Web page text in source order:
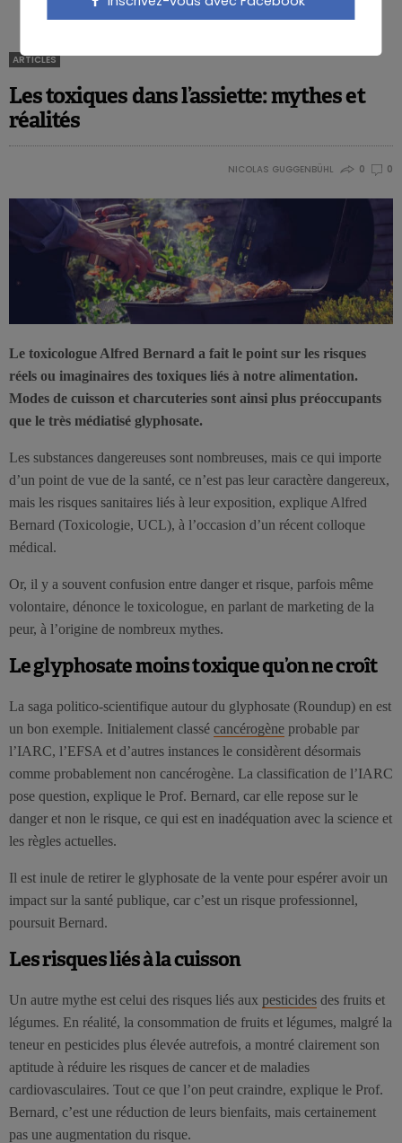
ARTICLES
Les toxiques dans l’assiette: mythes et
réalités
NICOLAS GUGGENBÜHL 0 0
Le toxicologue Alfred Bernard a fait le point sur les risques
réels ou imaginaires des toxiques liés à notre alimentation.
Modes de cuisson et charcuteries sont ainsi plus préoccupants
que le très médiatisé glyphosate.
Les substances dangereuses sont nombreuses, mais ce qui importe
d’un point de vue de la santé, ce n’est pas leur caractère dangereux,
mais les risques sanitaires liés à leur exposition, explique Alfred
Bernard (Toxicologie, UCL), à l’occasion d’un récent colloque
médical.
Or, il y a souvent confusion entre danger et risque, parfois même
volontaire, dénonce le toxicologue, en parlant de marketing de la
peur, à l’origine de nombreux mythes.
Le glyphosate moins toxique qu’on ne croît
La saga politico-scientifique autour du glyphosate (Roundup) en est
un bon exemple. Initialement classé cancérogène probable par
l’IARC, l’EFSA et d’autres instances le considèrent désormais
comme probablement non cancérogène. La classification de l’IARC
pose question, explique le Prof. Bernard, car elle repose sur le
danger et non le risque, ce qui est en inadéquation avec la science et
les règles actuelles.
Il est inule de retirer le glyphosate de la vente pour espérer avoir un
impact sur la santé publique, car c’est un risque professionnel,
poursuit Bernard.
Les risques liés à la cuisson
Un autre mythe est celui des risques liés aux pesticides des fruits et
légumes. En réalité, la consommation de fruits et légumes, malgré la
teneur en pesticides plus élevée autrefois, a montré clairement son
aptitude à réduire les risques de cancer et de maladies
cardiovasculaires. Tout ce que l’on peut craindre, explique le Prof.
Bernard, c’est une réduction de leurs bienfaits, mais certainement
pas une augmentation du risque.